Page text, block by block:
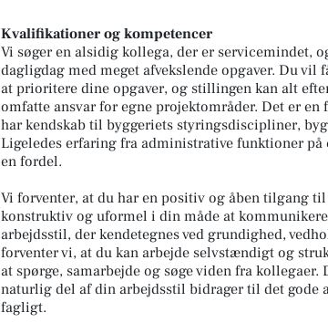
Kvalifikationer og kompetencer
Vi søger en alsidig kollega, der er servicemindet,
dagligdag med meget afvekslende opgaver. Du vil
at prioritere dine opgaver, og stillingen kan alt
omfatte ansvar for egne projektområder. Det er en
har kendskab til byggeriets styringsdiscipliner,
Ligeledes erfaring fra administrative funktioner
en fordel.
Vi forventer, at du har en positiv og åben tilgang
konstruktiv og uformel i din måde at
arbejdsstil, der kendetegnes ved grundighed,
forventer vi, at du kan arbejde selvstændigt og
at spørge, samarbejde og søge viden fra
naturlig del af din arbejdsstil bidrager til det gode
fagligt.